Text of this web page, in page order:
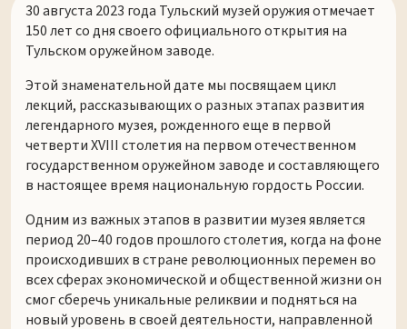
30 августа 2023 года Тульский музей оружия отмечает
150 лет со дня своего официального открытия на
Тульском оружейном заводе.
Этой знаменательной дате мы посвящаем цикл
лекций, рассказывающих о разных этапах развития
легендарного музея, рожденного еще в первой
четверти XVIII столетия на первом отечественном
государственном оружейном заводе и составляющего
в настоящее время национальную гордость России.
Одним из важных этапов в развитии музея является
период 20–40 годов прошлого столетия, когда на фоне
происходивших в стране революционных перемен во
всех сферах экономической и общественной жизни он
смог сберечь уникальные реликвии и подняться на
новый уровень в своей деятельности, направленной